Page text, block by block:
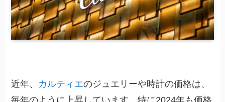
近年、 カルティエのジュエリーや時計の価格は、
毎年のように上昇しています。特に2024年も価格